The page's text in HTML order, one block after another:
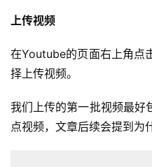
销
跨
境
航
上传视频
在Youtube的页面右上角点
择上传视频。
我们上传的第一批视频最好
点视频，文章后续会提到为